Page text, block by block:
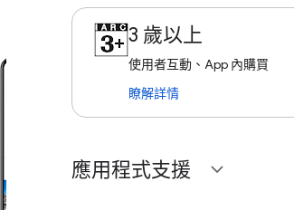
3 歲以上
使用者互動、App 內購買
瞭解詳情
應用程式支援 expand_more